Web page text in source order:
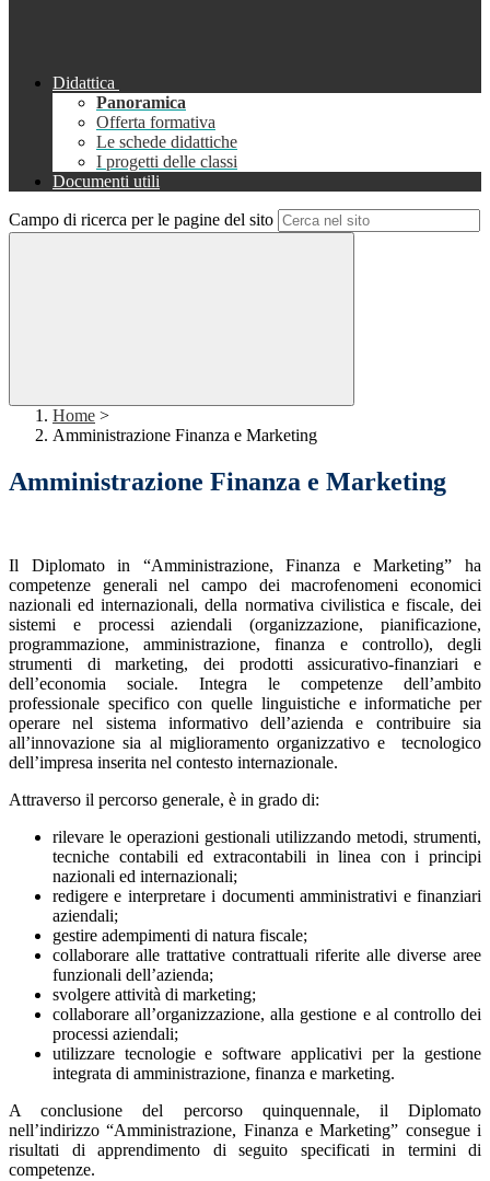
Didattica
Panoramica
Offerta formativa
Le schede didattiche
I progetti delle classi
Documenti utili
Campo di ricerca per le pagine del sito
Home >
Amministrazione Finanza e Marketing
Amministrazione Finanza e Marketing
Il Diplomato in “Amministrazione, Finanza e Marketing” ha
competenze generali nel campo dei macrofenomeni economici
nazionali ed internazionali, della normativa civilistica e fiscale, dei
sistemi e processi aziendali (organizzazione, pianificazione,
programmazione, amministrazione, finanza e controllo), degli
strumenti di marketing, dei prodotti assicurativo-finanziari e
dell’economia sociale. Integra le competenze dell’ambito
professionale specifico con quelle linguistiche e informatiche per
operare nel sistema informativo dell’azienda e contribuire sia
all’innovazione sia al miglioramento organizzativo e tecnologico
dell’impresa inserita nel contesto internazionale.
Attraverso il percorso generale, è in grado di:
rilevare le operazioni gestionali utilizzando metodi, strumenti,
tecniche contabili ed extracontabili in linea con i principi
nazionali ed internazionali;
redigere e interpretare i documenti amministrativi e finanziari
aziendali;
gestire adempimenti di natura fiscale;
collaborare alle trattative contrattuali riferite alle diverse aree
funzionali dell’azienda;
svolgere attività di marketing;
collaborare all’organizzazione, alla gestione e al controllo dei
processi aziendali;
utilizzare tecnologie e software applicativi per la gestione
integrata di amministrazione, finanza e marketing.
A conclusione del percorso quinquennale, il Diplomato
nell’indirizzo “Amministrazione, Finanza e Marketing” consegue i
risultati di apprendimento di seguito specificati in termini di
competenze.